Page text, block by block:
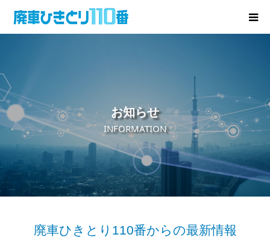
お知らせ
INFORMATION
廃車ひきとり110番からの最新情報
無料査定
お役立ち情報
お知らせ
会社概要